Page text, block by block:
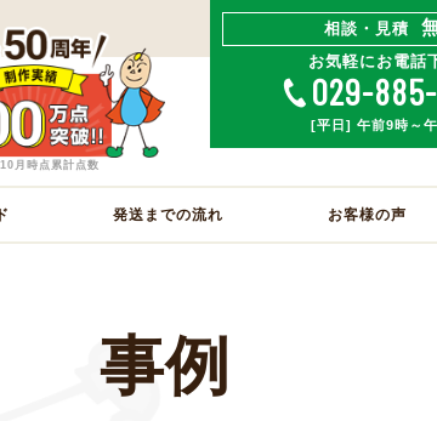
月時点累計点数
相談・見積
お気軽にお電話
029-
[平日] 午前9時～
発送までの流れ お客様の声
事例